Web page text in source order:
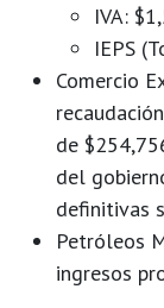
IVA:
IEPS
Comercio
de
del
definitivas
Petróleos
ingresos